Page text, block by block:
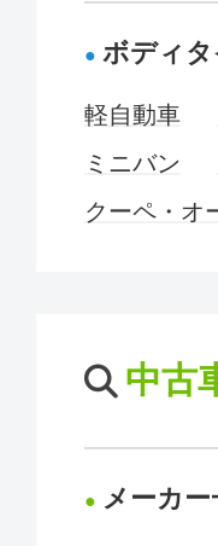
ボディ
軽自動車
ミニバン
クーペ・オ
中古
メーカー